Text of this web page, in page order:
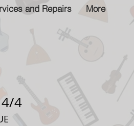
and Repairs More
4